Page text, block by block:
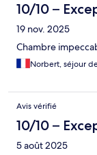
10/10 –
19 nov. 2025
Chambre
Norbert, séjour
Avis vérifié
10/10 –
5 août 2025